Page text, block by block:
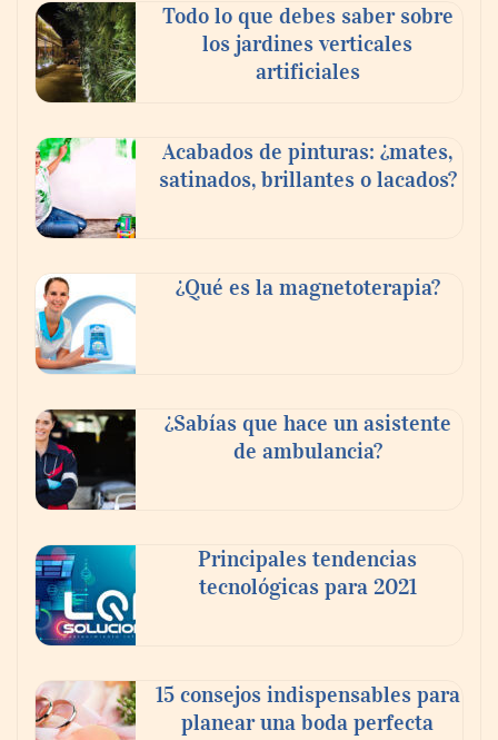
buscan proyectar talento mexicano y
fortalecer el turismo médico
En el Día de la Cerveza, Grupo Modelo
mundo elige para reunirse: 7 de cada 10 la
escogen
Todo lo que debes saber sobre
los jardines verticales
artificiales
Acabados de pinturas: ¿mates,
satinados, brillantes o lacados?
¿Qué es la magnetoterapia?
¿Sabías que hace un asistente
de ambulancia?
Principales tendencias
tecnológicas para 2021
15 consejos indispensables para
planear una boda perfecta